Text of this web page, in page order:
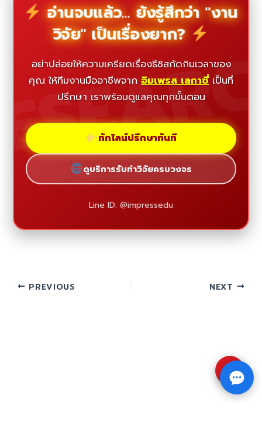
อ่านจบแล้ว... ยังรู้สึกว่า "งาน
วิจัย" เป็นเรื่องยาก?
อย่าปล่อยให้ความเครียดเรื่องธีซิสกัดกินเวลาของ
คุณ ให้ทีมงานมืออาชีพจาก อิมเพรส เลกาซี่ เป็นที่
ปรึกษา เราพร้อมดูแลคุณทุกขั้นตอน
ทักไลน์ปรึกษาทันที
ดูบริการรับทำวิจัยครบวงจร
Line ID: @impressedu
PREVIOUS NEXT
⇧